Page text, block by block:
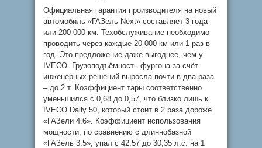
Официальная гарантия производителя на новый
автомобиль «ГАЗель Next» составляет 3 года
или 200 000 км. Техобслуживание необходимо
проводить через каждые 20 000 км или 1 раз в
год. Это предложение даже выгоднее, чем у
IVECO. Грузоподъёмность фургона за счёт
инженерных решений выросла почти в два раза
– до 2 т. Коэффициент тары соответственно
уменьшился с 0,68 до 0,57, что близко лишь к
IVECO Daily 50, который стоит в 2 раза дороже
«ГАЗели 4.6». Коэффициент использования
мощности, по сравнению с длиннобазной
«ГАЗель 3.5», упал с 42,57 до 30,35 л.с. на 1